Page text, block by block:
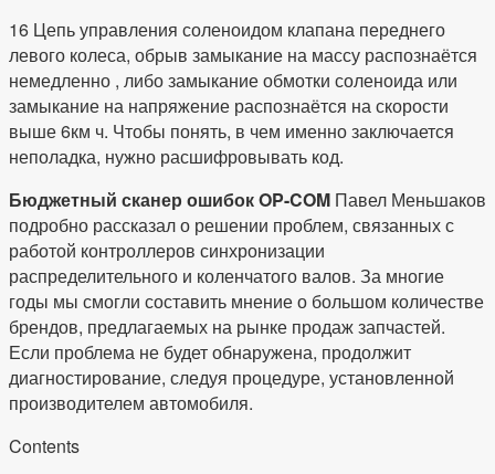
16 Цепь управления соленоидом клапана переднего
левого колеса, обрыв замыкание на массу распознаётся
немедленно , либо замыкание обмотки соленоида или
замыкание на напряжение распознаётся на скорости
выше 6км ч. Чтобы понять, в чем именно заключается
неполадка, нужно расшифровывать код.
Бюджетный сканер ошибок OP-COM Павел Меньшаков
подробно рассказал о решении проблем, связанных с
работой контроллеров синхронизации
распределительного и коленчатого валов. За многие
годы мы смогли составить мнение о большом количестве
брендов, предлагаемых на рынке продаж запчастей.
Если проблема не будет обнаружена, продолжит
диагностирование, следуя процедуре, установленной
производителем автомобиля.
Contents